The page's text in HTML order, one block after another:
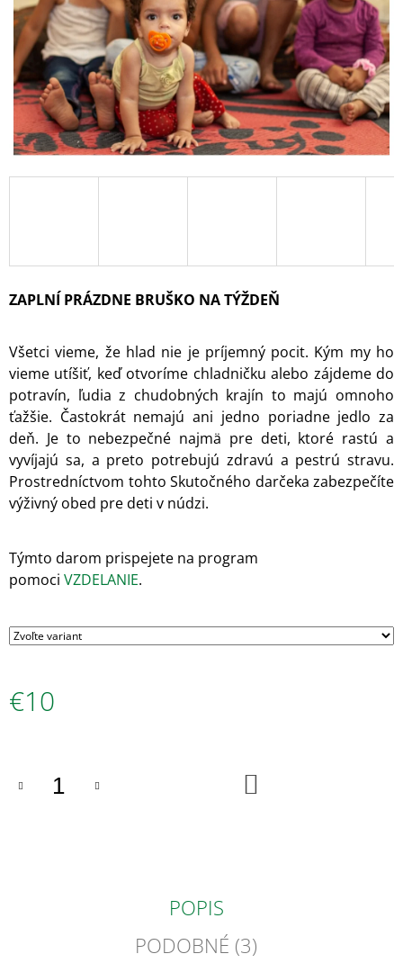
ZAPLNÍ PRÁZDNE BRUŠKO NA TÝŽDEŇ
Všetci vieme, že hlad nie je príjemný pocit. Kým my ho
vieme utíšiť, keď otvoríme chladničku alebo zájdeme do
potravín, ľudia z chudobných krajín to majú omnoho
ťažšie. Častokrát nemajú ani jedno poriadne jedlo za
deň. Je to nebezpečné najmä pre deti, ktoré rastú a
vyvíjajú sa, a preto potrebujú zdravú a pestrú stravu.
Prostredníctvom tohto Skutočného darčeka zabezpečíte
výživný obed pre deti v núdzi.
Týmto darom prispejete na program
pomoci VZDELANIE.
€10
POPIS
PODOBNÉ (3)
Á
J
S
Ť
D
R
Ú
Č
A
M
E
MISKA
POLIEVKY
€6